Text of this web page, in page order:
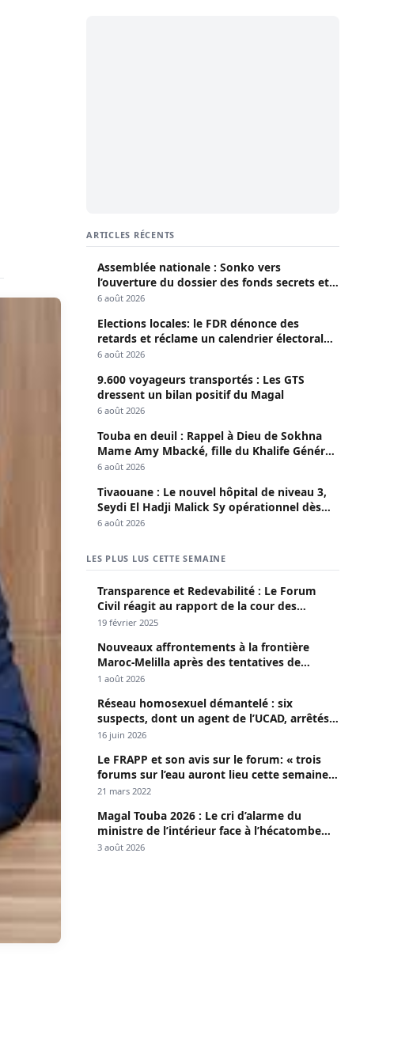
ARTICLES RÉCENTS
Assemblée nationale : Sonko vers
l’ouverture du dossier des fonds secrets et
de la déclaration de patrimoine
6 août 2026
Elections locales: le FDR dénonce des
retards et réclame un calendrier électoral
clair
6 août 2026
9.600 voyageurs transportés : Les GTS
dressent un bilan positif du Magal
6 août 2026
Touba en deuil : Rappel à Dieu de Sokhna
Mame Amy Mbacké, fille du Khalife Général
des Mourides
6 août 2026
Tivaouane : Le nouvel hôpital de niveau 3,
Seydi El Hadji Malick Sy opérationnel dès
lundi
6 août 2026
LES PLUS LUS CETTE SEMAINE
Transparence et Redevabilité : Le Forum
Civil réagit au rapport de la cour des
comptes
19 février 2025
Nouveaux affrontements à la frontière
Maroc-Melilla après des tentatives de
passage
1 août 2026
Réseau homosexuel démantelé : six
suspects, dont un agent de l’UCAD, arrêtés à
Keur Massar ; l’un avoue avoir propagé le
16 juin 2026
Le FRAPP et son avis sur le forum: « trois
forums sur l’eau auront lieu cette semaine à
Dakar »
21 mars 2022
Magal Touba 2026 : Le cri d’alarme du
ministre de l’intérieur face à l’hécatombe
routière
3 août 2026